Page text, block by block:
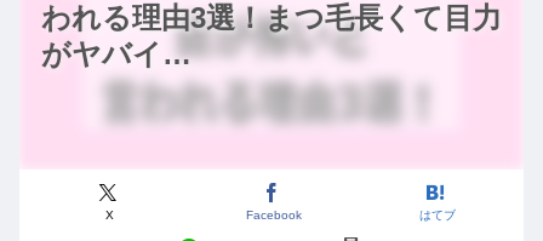
われる理由3選！まつ毛長くて目力
がヤバイ…
X Facebook はてブ